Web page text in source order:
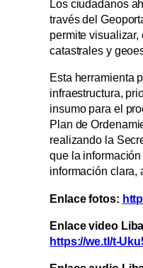
Los ciudadanos
través del
permite
catastrales y
Esta herramienta
infraestructura,
insumo para el
Plan de
realizando la
que la
información clara,
Enlace fotos:
Enlace video
https://we.tl/t-